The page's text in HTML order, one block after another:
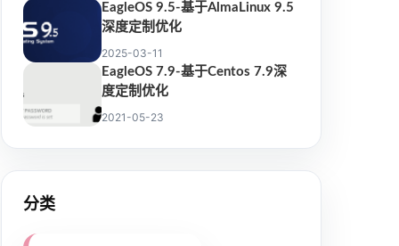
EagleOS 9.5-基于AlmaLinux 9.5
深度定制优化
2025-03-11
EagleOS 7.9-基于Centos 7.9深
度定制优化
2021-05-23
分类